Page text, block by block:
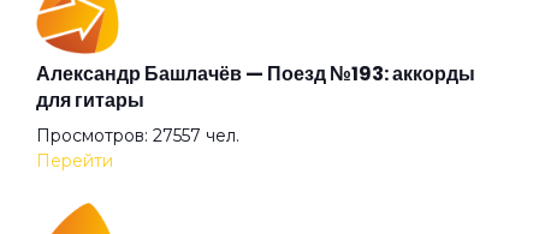
Два великана
Две судьбы
Александр Башлачёв — Поезд №193: аккорды
для гитары
Просмотров: 27557 чел.
Перейти